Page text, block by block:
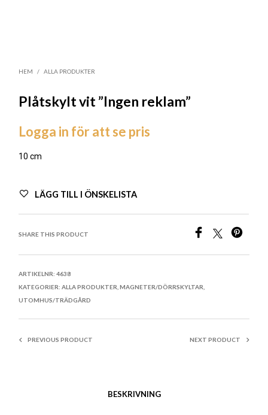
HEM / ALLA PRODUKTER
Plåtskylt vit ”Ingen reklam”
Logga in för att se pris
10 cm
LÄGG TILL I ÖNSKELISTA
SHARE THIS PRODUCT
ARTIKELNR:4638
KATEGORIER:ALLA PRODUKTER ,MAGNETER/DÖRRSKYLTAR
UTOMHUS/TRÄDGÅRD
PREVIOUS PRODUCT NEXT PRODUCT
BESKRIVNING